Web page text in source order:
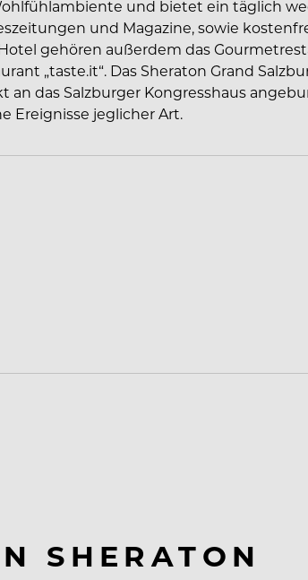
und bietet ein täglich
und Magazine, sowie
gehören außerdem das
„taste.it“. Das Sheraton Grand
das Salzburger Kongresshaus
Ereignisse jeglicher Art.
SHERATON